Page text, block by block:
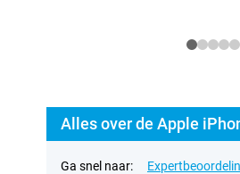
Alles over de Apple
Ga snel naar: